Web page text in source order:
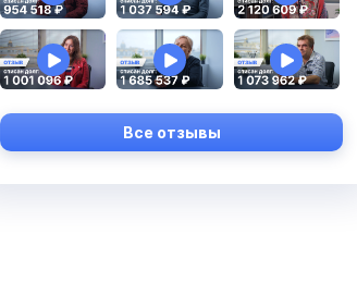
Все отзывы